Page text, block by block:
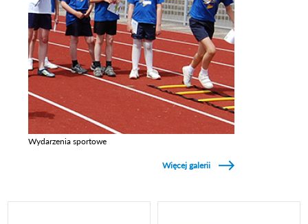
Wydarzenia sportowe
Więcej galerii